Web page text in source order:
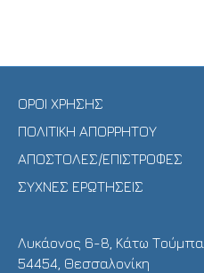
ΟΡΟΙ ΧΡΗΣΗΣ
ΠΟΛΙΤΙΚΗ ΑΠΟΡΡΗΤΟΥ
ΑΠΟΣΤΟΛΕΣ/ΕΠΙΣΤΡΟΦΕΣ
ΣΥΧΝΕΣ ΕΡΩΤΗΣΕΙΣ
Λυκάονος 6-8, Κάτω Τούμπα
54454, Θεσσαλονίκη